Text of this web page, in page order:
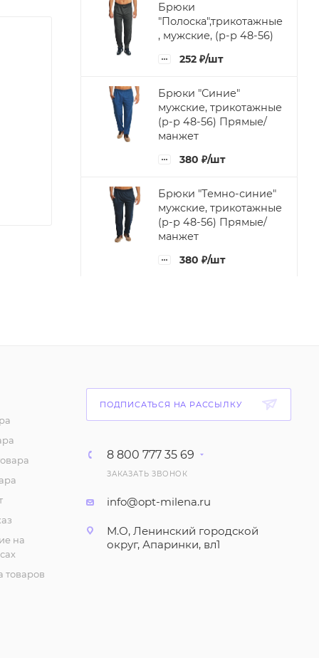
Брюки
"Полоска",трикотажные
, мужские, (р-р 48-56)
252 ₽/шт
Брюки "Синие"
мужские, трикотажные
(р-р 48-56) Прямые/
манжет
380 ₽/шт
Брюки "Темно-синие"
мужские, трикотажные
(р-р 48-56) Прямые/
манжет
380 ₽/шт
р 48-56)
начесом, трикотажные,
мужские (р-р 48-56)
Брюки мужские,
на
товаров
ПОДПИСАТЬСЯ НА РАССЫЛКУ
8 800 777 35 69
ЗАКАЗАТЬ ЗВОНОК
info@opt-milena.ru
М.О, Ленинский городской
округ, Апаринки, вл1